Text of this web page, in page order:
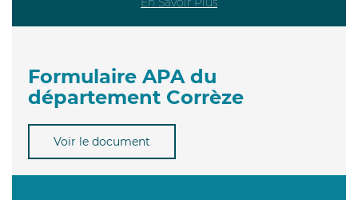
Formulaire APA du
département Corrèze
Voir le document